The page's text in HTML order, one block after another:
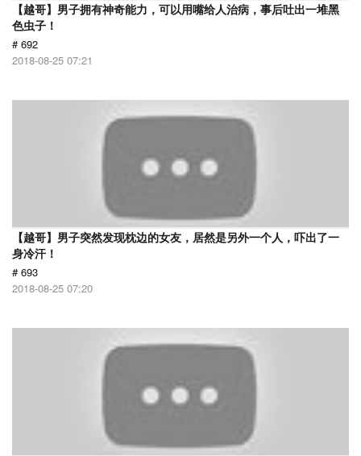
【越哥】男子拥有神奇能力，可以用嘴给人治病，事后吐出一堆黑
色虫子！
# 692
2018-08-25 07:21
【越哥】男子突然发现枕边的女友，居然是另外一个人，吓出了一
身冷汗！
# 693
2018-08-25 07:20